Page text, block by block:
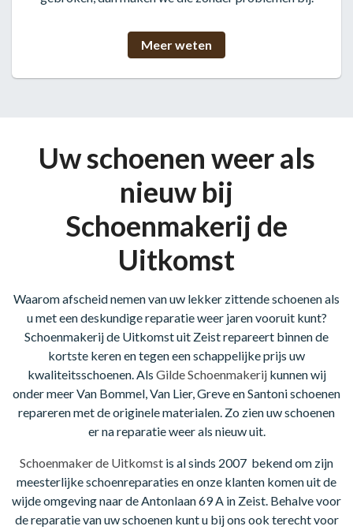
Meer weten
Uw schoenen weer als
nieuw bij
Schoenmakerij de
Uitkomst
Waarom afscheid nemen van uw lekker zittende schoenen als
u met een deskundige reparatie weer jaren vooruit kunt?
Schoenmakerij de Uitkomst uit Zeist repareert binnen de
kortste keren en tegen een schappelijke prijs uw
kwaliteitsschoenen. Als Gilde Schoenmakerijkunnen wij
onder meer Van Bommel, Van Lier, Greve en Santoni schoenen
repareren met de originele materialen. Zo zien uw schoenen
er na reparatie weer als nieuw uit.
Schoenmaker de Uitkomst is al sinds 2007 bekend om zijn
meesterlijke schoenreparaties en onze klanten komen uit de
wijde omgeving naar de Antonlaan 69 A in Zeist. Behalve voor
de reparatie van uw schoenen kunt u bij ons ook terecht voor